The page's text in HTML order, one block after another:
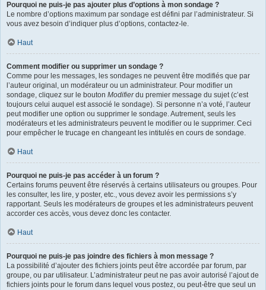
Pourquoi ne puis-je pas ajouter plus d’options à mon sondage ?
Le nombre d’options maximum par sondage est défini par l’administrateur. Si
vous avez besoin d’indiquer plus d’options, contactez-le.
Haut
Comment modifier ou supprimer un sondage ?
Comme pour les messages, les sondages ne peuvent être modifiés que par
l’auteur original, un modérateur ou un administrateur. Pour modifier un
sondage, cliquez sur le bouton Modifierdu premier message du sujet (c’est
toujours celui auquel est associé le sondage). Si personne n’a voté, l’auteur
peut modifier une option ou supprimer le sondage. Autrement, seuls les
modérateurs et les administrateurs peuvent le modifier ou le supprimer. Ceci
pour empêcher le trucage en changeant les intitulés en cours de sondage.
Haut
Pourquoi ne puis-je pas accéder à un forum ?
Certains forums peuvent être réservés à certains utilisateurs ou groupes. Pour
les consulter, les lire, y poster, etc., vous devez avoir les permissions s’y
rapportant. Seuls les modérateurs de groupes et les administrateurs peuvent
accorder ces accès, vous devez donc les contacter.
Haut
Pourquoi ne puis-je pas joindre des fichiers à mon message ?
La possibilité d’ajouter des fichiers joints peut être accordée par forum, par
groupe, ou par utilisateur. L’administrateur peut ne pas avoir autorisé l’ajout de
fichiers joints pour le forum dans lequel vous postez, ou peut-être que seul un